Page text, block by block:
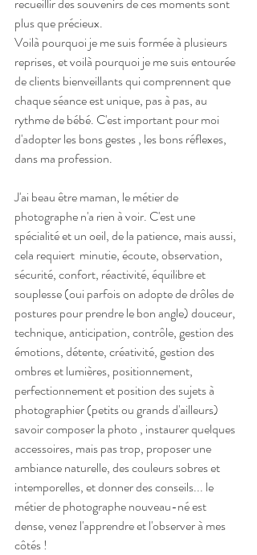
plus que précieux.
Voilà pourquoi je me suis formée à plusieurs
reprises, et voilà pourquoi je me suis entourée
de clients bienveillants qui comprennent que
chaque séance est unique, pas à pas, au
rythme de bébé. C'est important pour moi
d'adopter les bons gestes , les bons réflexes,
dans ma profession.
J'ai beau être maman, le métier de
photographe n'a rien à voir. C'est une
spécialité et un oeil, de la patience, mais aussi,
cela requiert  minutie, écoute, observation,
sécurité, confort, réactivité, équilibre et
souplesse (oui parfois on adopte de drôles de
postures pour prendre le bon angle) douceur,
technique, anticipation, contrôle, gestion des
émotions, détente, créativité, gestion des
ombres et lumières, positionnement,
perfectionnement et position des sujets à
photographier (petits ou grands d'ailleurs)
savoir composer la photo , instaurer quelques
accessoires, mais pas trop, proposer une
ambiance naturelle, des couleurs sobres et
intemporelles, et donner des conseils... le
métier de photographe nouveau-né est
dense, venez l'apprendre et l'observer à mes
côtés !